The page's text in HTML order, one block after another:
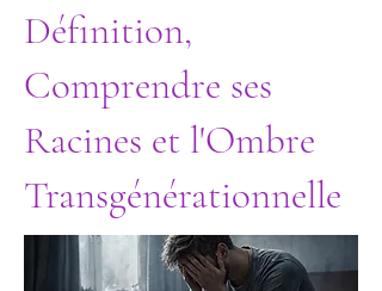
Définition,
Comprendre ses
Racines et l'Ombre
Transgénérationnelle